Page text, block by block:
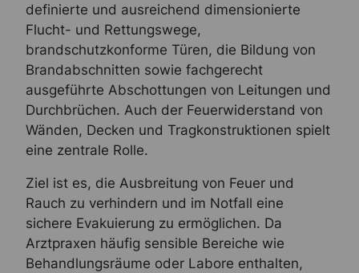
definierte und ausreichend dimensionierte
Flucht- und Rettungswege,
brandschutzkonforme Türen, die Bildung von
Brandabschnitten sowie fachgerecht
ausgeführte Abschottungen von Leitungen und
Durchbrüchen. Auch der Feuerwiderstand von
Wänden, Decken und Tragkonstruktionen spielt
eine zentrale Rolle.
Ziel ist es, die Ausbreitung von Feuer und
Rauch zu verhindern und im Notfall eine
sichere Evakuierung zu ermöglichen. Da
Arztpraxen häufig sensible Bereiche wie
Behandlungsräume oder Labore enthalten,